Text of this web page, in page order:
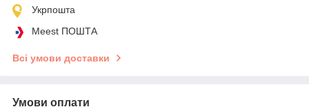
Укрпошта
Meest ПОШТА
Всі умови доставки
Умови оплати